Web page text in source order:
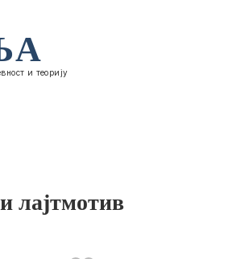
и теорију
лајтмотив